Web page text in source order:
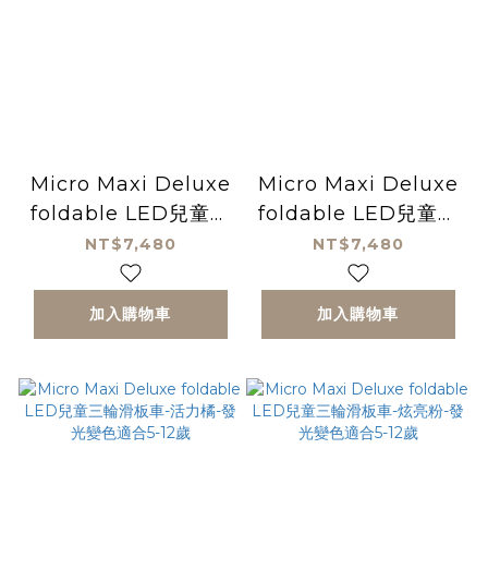
Micro Maxi Deluxe
foldable LED兒童三
輪滑板車-海軍藍-發光
變色適合5-12歲
NT$7,480
加入購物車
Micro Maxi Deluxe
foldable LED兒童三
輪滑板車-紫色-發光變
色適合5-12歲
NT$7,480
加入購物車